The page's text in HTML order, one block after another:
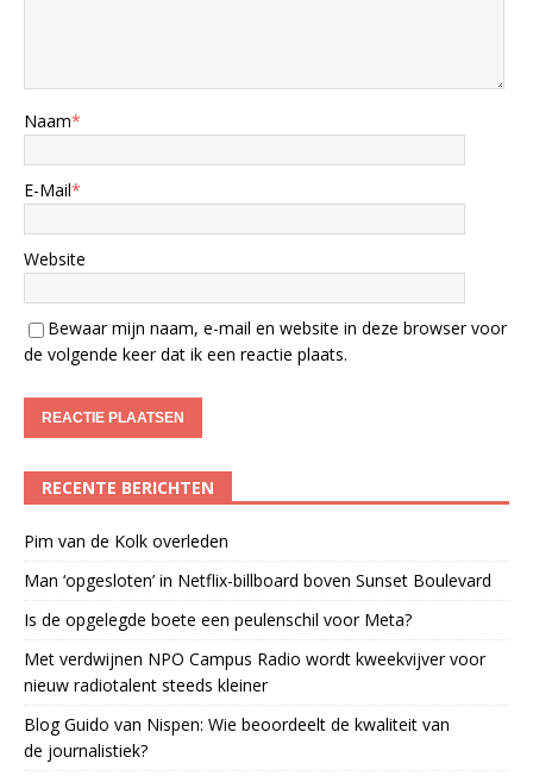
Naam*
E-Mail*
Website
Bewaar mijn naam, e-mail en website in deze browser voor
de volgende keer dat ik een reactie plaats.
RECENTE BERICHTEN
Pim van de Kolk overleden
Man ‘opgesloten’ in Netflix-billboard boven Sunset Boulevard
Is de opgelegde boete een peulenschil voor Meta?
Met verdwijnen NPO Campus Radio wordt kweekvijver voor
nieuw radiotalent steeds kleiner
Blog Guido van Nispen: Wie beoordeelt de kwaliteit van
de journalistiek?